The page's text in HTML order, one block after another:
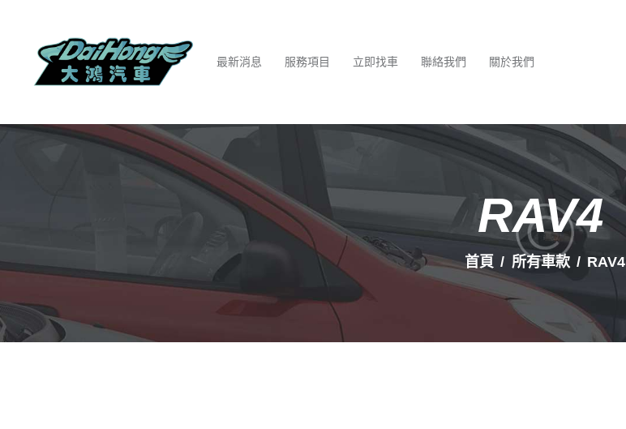
最新消息 服務項目 立即找車 聯絡我們 關於我們
RAV4
首頁 所有車款 RAV4
服務項目
聯絡我們
關於我們